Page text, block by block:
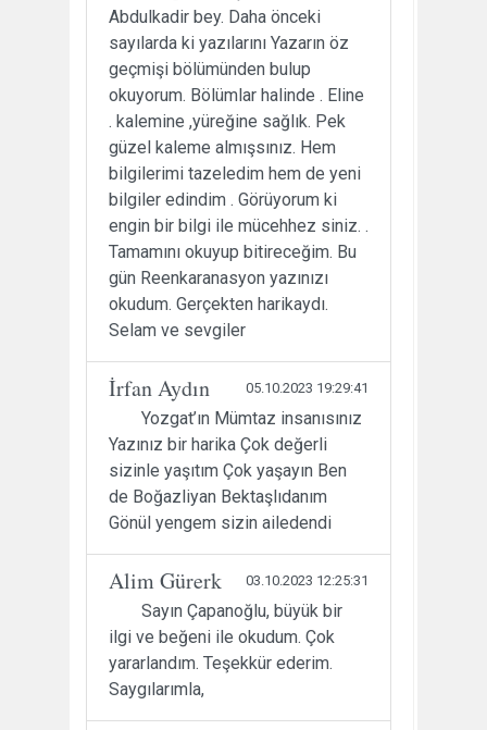
Abdulkadir bey. Daha önceki
sayılarda ki yazılarını Yazarın öz
geçmişi bölümünden bulup
okuyorum. Bölümlar halinde . Eline
. kalemine ,yüreğine sağlık. Pek
güzel kaleme almışsınız. Hem
bilgilerimi tazeledim hem de yeni
bilgiler edindim . Görüyorum ki
engin bir bilgi ile mücehhez siniz. .
Tamamını okuyup bitireceğim. Bu
gün Reenkaranasyon yazınızı
okudum. Gerçekten harikaydı.
Selam ve sevgiler
İrfan Aydın 05.10.2023 19:29:41
Yozgat’ın Mümtaz insanısınız
Yazınız bir harika Çok değerli
sizinle yaşıtım Çok yaşayın Ben
de Boğazliyan Bektaşlıdanım
Gönül yengem sizin ailedendi
Alim Gürerk 03.10.2023 12:25:31
Sayın Çapanoğlu, büyük bir
ilgi ve beğeni ile okudum. Çok
yararlandım. Teşekkür ederim.
Saygılarımla,